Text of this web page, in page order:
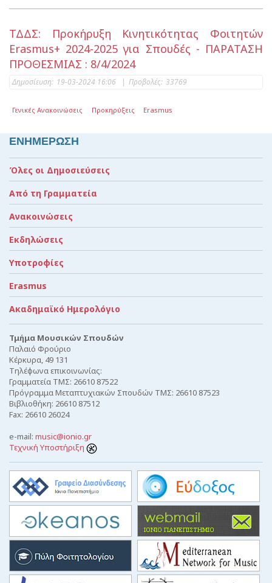
ΤΔΔΣ: Προκήρυξη Kινητικότητας Φοιτητών
Erasmus+ 2024-2025 για Σπουδές - ΠΑΡΑΤΑΣΗ
ΠΡΟΘΕΣΜΙΑΣ : 8/4/2024
Δημοσίευση: 19-03-2024 16:06 | Προβολές: 33769
Γενικές Ανακοινώσεις Προκηρύξεις Erasmus
ΕΝΗΜΕΡΩΣΗ
Όλες οι Δημοσιεύσεις
Από τη Γραμματεία
Ανακοινώσεις
Εκδηλώσεις
Υποτροφίες
Erasmus
Ακαδημαϊκό Ημερολόγιο
Τμήμα Μουσικών Σπουδών
Παλαιό Φρούριο
Κέρκυρα, 49 131
Τηλέφωνα επικοινωνίας:
Γραμματεία ΤΜΣ: 26610 87522
Πρόγραμμα Μεταπτυχιακών Σπουδών ΤΜΣ: 26610 87523
Βιβλιοθήκη: 26610 87512
Fax: 26610 26024
e-mail: music@ionio.gr
Τεχνική Υποστήριξη